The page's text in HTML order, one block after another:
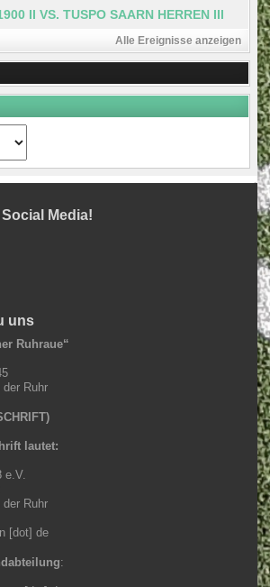
II VS. TUSPO SAARN HERREN III
Alle Ereignisse anzeigen
Media!
uns
Ruhraue“
Ruhr
lautet:
e.V.
Ruhr
[dot] de
: